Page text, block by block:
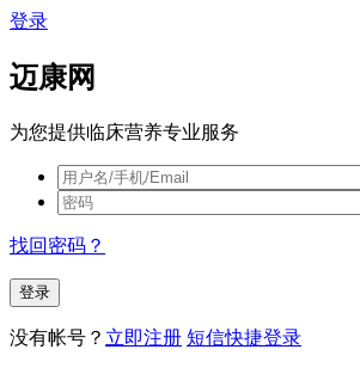
登录
迈康网
为您提供临床营养专业服务
找回密码？
没有帐号？ 立即注册 短信快捷登录